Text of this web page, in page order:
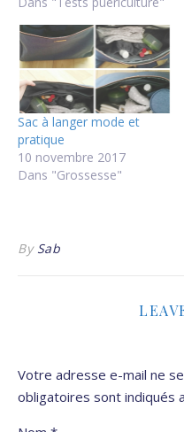
Sac à langer mode et
pratique
10 novembre 2017
Dans "Grossesse"
By Sab
Votre adresse e-mail ne
obligatoires sont indiqués